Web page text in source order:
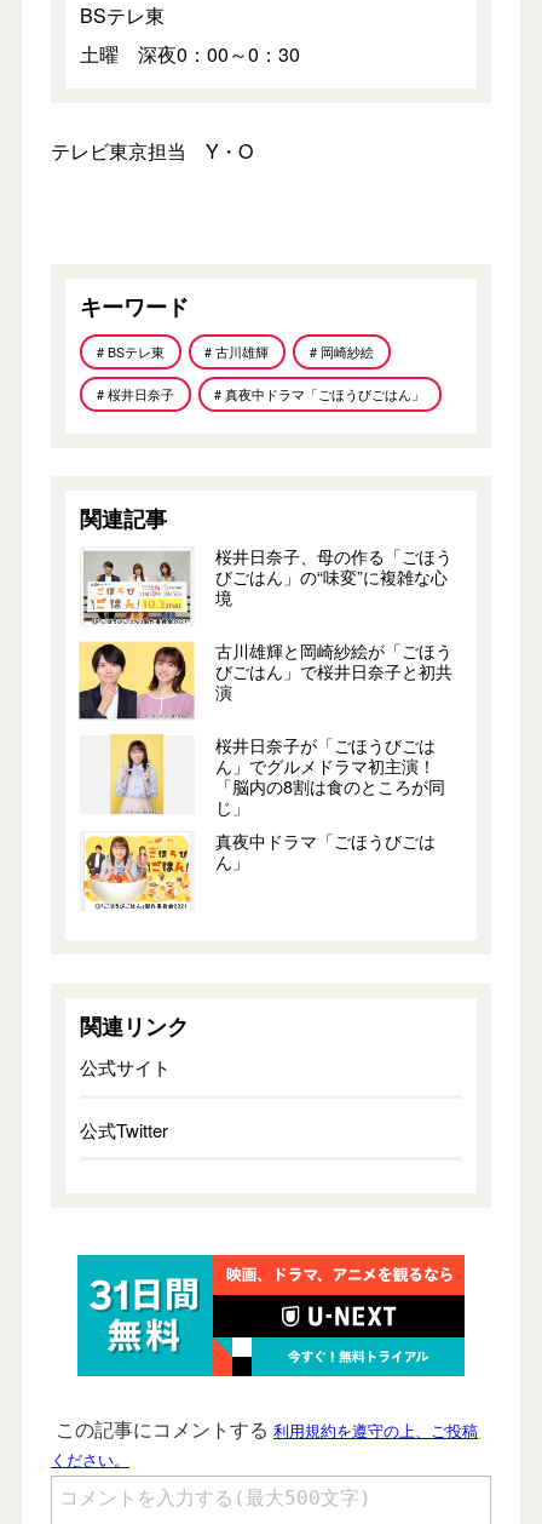
BSテレ東
土曜 深夜0：00～0：30
テレビ東京担当 Y・O
キーワード
# BSテレ東 # 古川雄輝 # 岡崎紗絵
# 桜井日奈子 # 真夜中ドラマ「ごほうびごはん」
関連記事
桜井日奈子、母の作る「ごほう
びごはん」の“味変”に複雑な心
境
古川雄輝と岡崎紗絵が「ごほう
びごはん」で桜井日奈子と初共
演
桜井日奈子が「ごほうびごは
ん」でグルメドラマ初主演！
「脳内の8割は食のところが同
じ」
真夜中ドラマ「ごほうびごは
ん」
関連リンク
公式サイト
公式Twitter